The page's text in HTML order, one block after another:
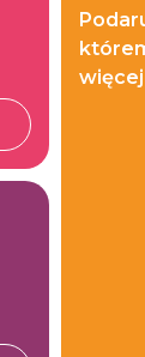
więcej